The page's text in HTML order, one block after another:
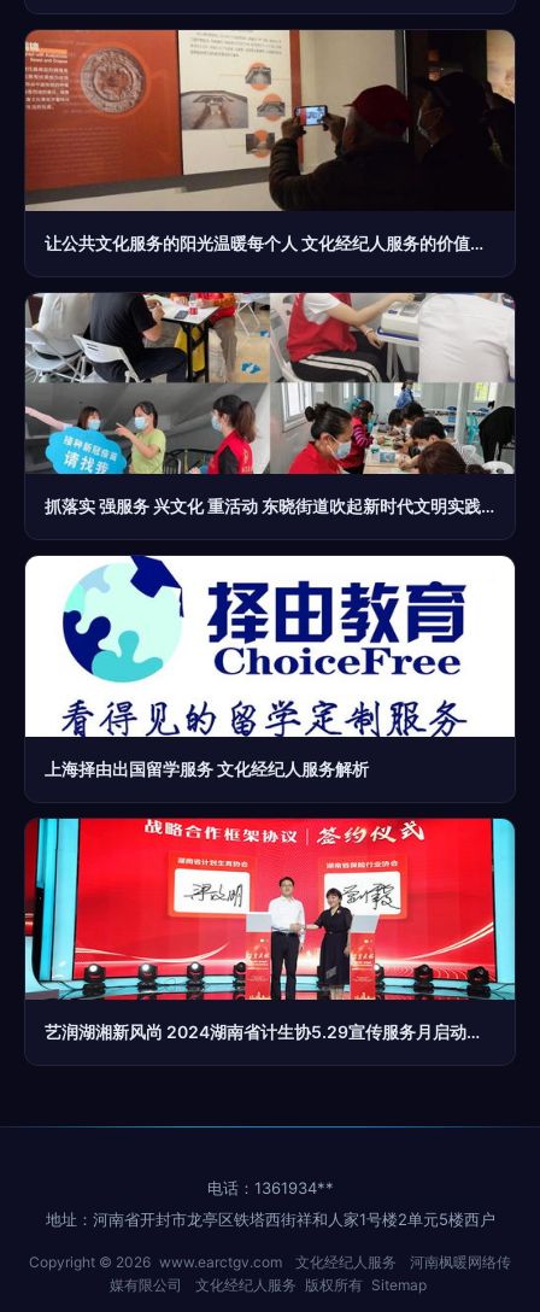
让公共文化服务的阳光温暖每个人 文化经纪人服务的价值与使命
抓落实 强服务 兴文化 重活动 东晓街道吹起新时代文明实践春风
上海择由出国留学服务 文化经纪人服务解析
艺润湖湘新风尚 2024湖南省计生协5.29宣传服务月启动式精彩瞬间掠影
电话：1361934**
地址：河南省开封市龙亭区铁塔西街祥和人家1号楼2单元5楼西户
Copyright © 2026 www.earctgv.com 文化经纪人服务
河南枫暖网络传
媒有限公司
文化经纪人服务 版权所有 Sitemap